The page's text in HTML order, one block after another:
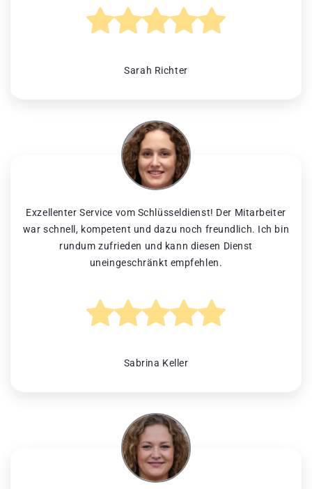
Sarah Richter
Exzellenter Service vom Schlüsseldienst! Der Mitarbeiter
war schnell, kompetent und dazu noch freundlich. Ich bin
rundum zufrieden und kann diesen Dienst
uneingeschränkt empfehlen.
Sabrina Keller